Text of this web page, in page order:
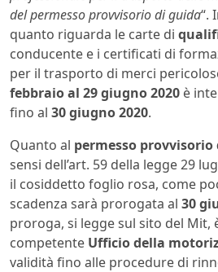
del permesso provvisorio di guida“.
quanto riguarda le carte di
conducente e i certificati di
per il trasporto di merci
febbraio al 29 giugno 2020 è
fino al 30 giugno 2020.
Quanto al permesso provvisorio
sensi dell’art. 59 della legge 29
il cosiddetto foglio rosa, come
scadenza sarà prorogata al 30
proroga, si legge sul sito del Mit,
competente Ufficio della
validità fino alle procedure di